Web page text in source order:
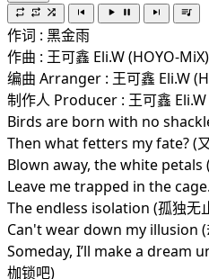
作词 : 黑金雨
作曲 : 王可鑫 Eli.W (HOYO-MiX)
编曲 Arranger : 王可鑫 Eli.W
制作人 Producer : 王可鑫
Birds are born with no
Then what fetters my fate? (
Blown away, the white petals
Leave me trapped in the
The endless isolation (孤独无
Can't wear down my illusion (
Someday, I’ll make a dream
枷锁吧)